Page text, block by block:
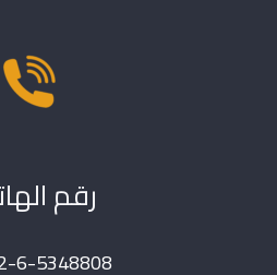
رقم
6-5348808